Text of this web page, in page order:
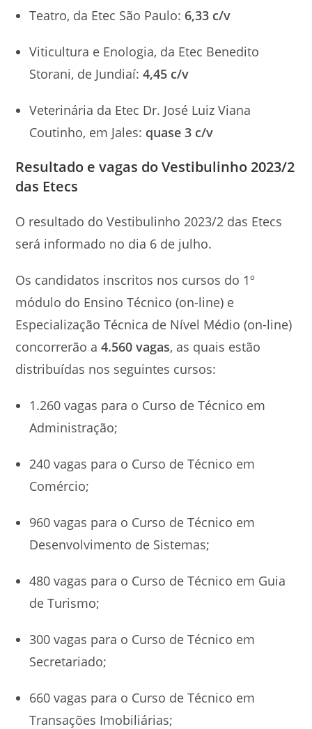
Teatro, da Etec São Paulo:6,33 c/v
Viticultura e Enologia, da Etec Benedito
Storani, de Jundiaí: 4,45 c/v
Veterinária da Etec Dr. José Luiz Viana
Coutinho, em Jales: quase 3 c/v
Resultado e vagas do Vestibulinho 2023/2
das Etecs
O resultado do Vestibulinho 2023/2 das Etecs
será informado no dia 6 de julho.
Os candidatos inscritos nos cursos do 1º
módulo do Ensino Técnico (on-line) e
Especialização Técnica de Nível Médio (on-line)
concorrerão a4.560 vagas, as quais estão
distribuídas nos seguintes cursos:
1.260 vagas para o Curso de Técnico em
Administração;
240 vagas para o Curso de Técnico em
Comércio;
960 vagas para o Curso de Técnico em
Desenvolvimento de Sistemas;
480 vagas para o Curso de Técnico em Guia
de Turismo;
300 vagas para o Curso de Técnico em
Secretariado;
660 vagas para o Curso de Técnico em
Transações Imobiliárias;